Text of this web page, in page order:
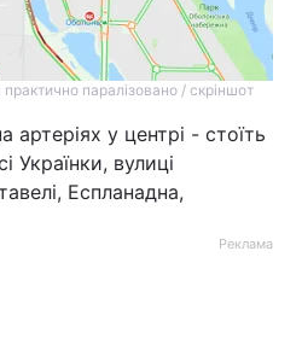
паралізовано / скріншот
артеріях у центрі - стоїть
Українки, вулиці
Еспланадна,
Реклама